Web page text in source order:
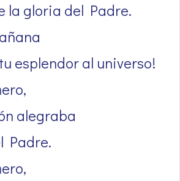
la gloria del Padre.
esplendor al universo!
alegraba
Padre.